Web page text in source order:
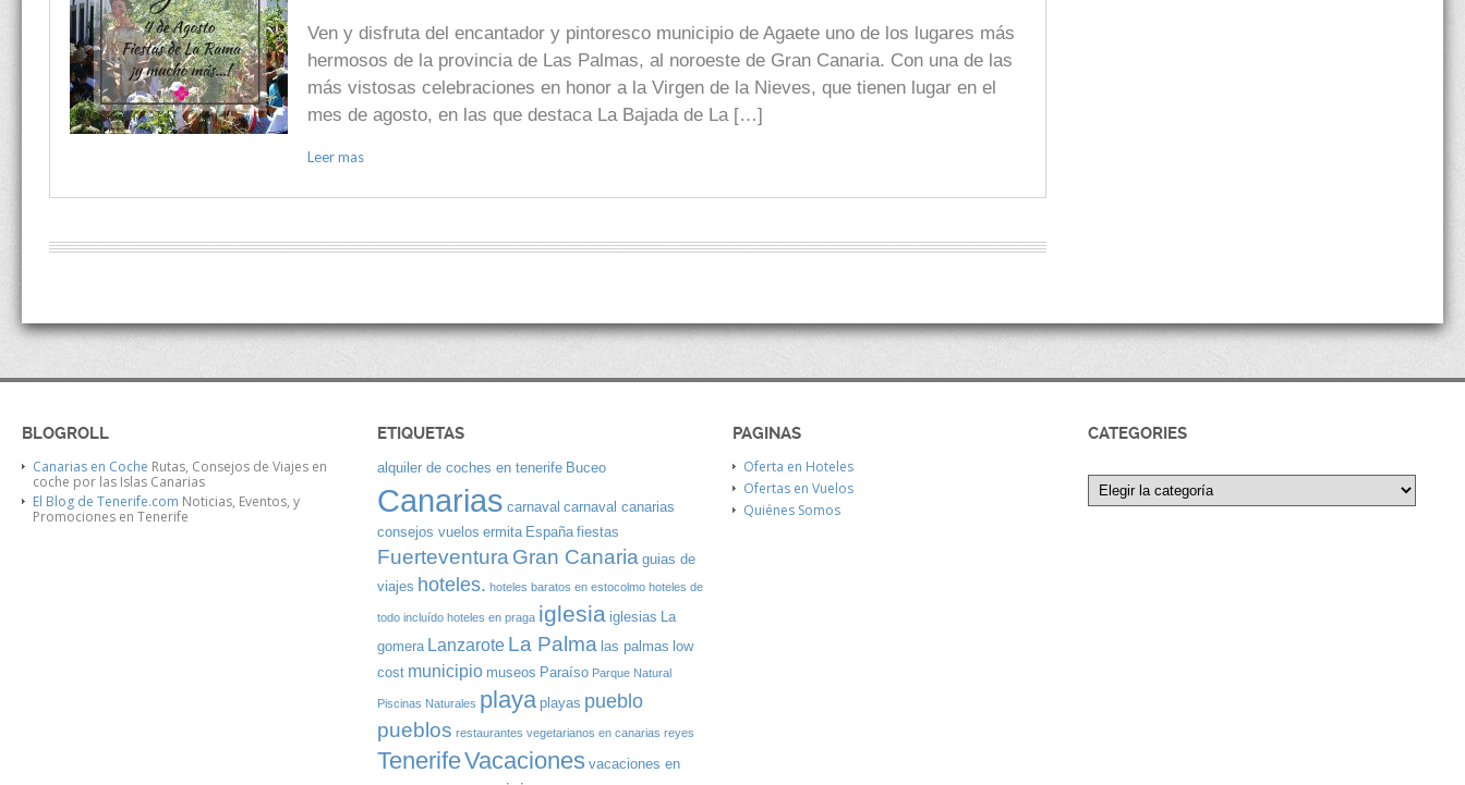
Ven y disfruta del encantador y pintoresco municipio de Agaete uno de los lugares más
hermosos de la provincia de Las Palmas, al noroeste de Gran Canaria. Con una de las
más vistosas celebraciones en honor a la Virgen de la Nieves, que tienen lugar en el
mes de agosto, en las que destaca La Bajada de La […]
Leer mas
BLOGROLL
Canarias en Coche Rutas, Consejos de Viajes en
coche por las Islas Canarias
El Blog de Tenerife.com Noticias, Eventos, y
Promociones en Tenerife
ETIQUETAS
alquiler de coches en tenerife Buceo
Canarias carnaval carnaval canarias
consejos vuelos ermita España fiestas
Fuerteventura Gran Canaria guias de
viajes hoteles. hoteles baratos en estocolmo hoteles de
todo incluído hoteles en praga iglesia iglesias La
gomera Lanzarote La Palma las palmas low
cost municipio museos Paraíso Parque Natural
Piscinas Naturales playa playas pueblo
pueblos restaurantes vegetarianos en canarias reyes
TenerifeVacaciones vacaciones en
PAGINAS
Oferta en Hoteles
Ofertas en Vuelos
Quiénes Somos
CATEGORIES